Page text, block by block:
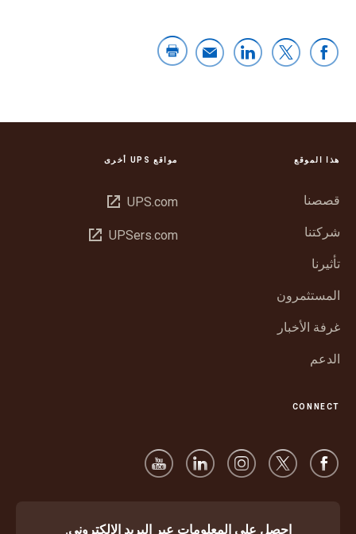
هذا الموقع
قصصنا
شركتنا
تأثيرنا
المستثمرون
غرفة الأخبار
الدعم
مواقع UPS أخرى
UPS.com فتح
نافذة
UPSers.com فتح
CONNECT
احصل على المعلومات عبر البريد الإلكتروني.